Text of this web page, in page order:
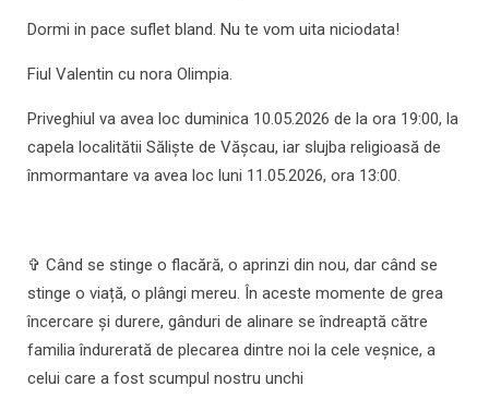
Dormi in pace suflet bland. Nu te vom uita niciodata!
Fiul Valentin cu nora Olimpia.
Priveghiul va avea loc duminica 10.05.2026 de la ora 19:00, la
capela localitătii Sălişte de Văşcau, iar slujba religioasă de
înmormantare va avea loc luni 11.05.2026, ora 13:00.
✞ Când se stinge o flacără, o aprinzi din nou, dar când se
stinge o viață, o plângi mereu. În aceste momente de grea
încercare și durere, gânduri de alinare se îndreaptă către
familia îndurerată de plecarea dintre noi la cele veșnice, a
celui care a fost scumpul nostru unchi